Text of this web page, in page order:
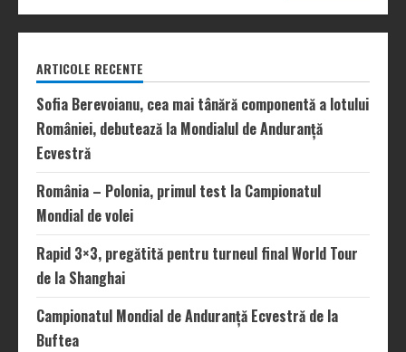
ARTICOLE RECENTE
Sofia Berevoianu, cea mai tânără componentă a lotului
României, debutează la Mondialul de Anduranță
Ecvestră
România – Polonia, primul test la Campionatul
Mondial de volei
Rapid 3×3, pregătită pentru turneul final World Tour
de la Shanghai
Campionatul Mondial de Anduranță Ecvestră de la
Buftea